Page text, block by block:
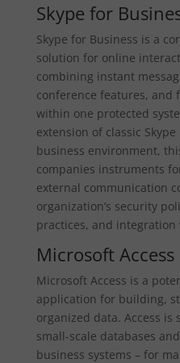
Skype for
Skype for Business is a
solution for online
combining instant
conference features, and
within one protected
extension of classic
business environment,
companies instruments
external communication
organization’s security
practices, and integration
Microsoft Access
Microsoft Access is a
application for building,
organized data. Access
small-scale databases
business systems – for